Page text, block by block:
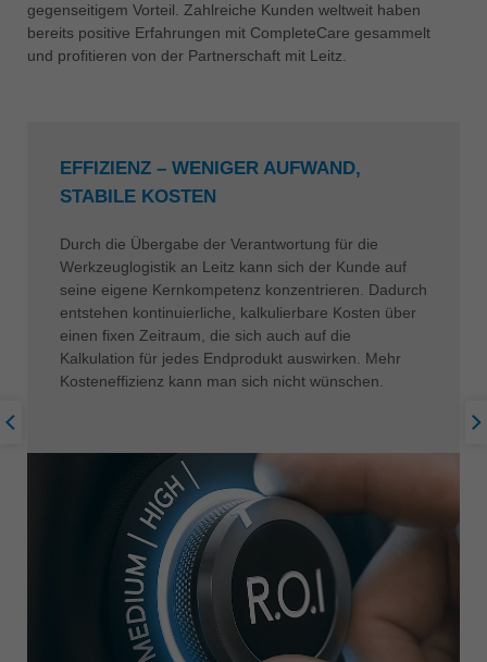
gegenseitigem Vorteil. Zahlreiche Kunden weltweit haben
bereits positive Erfahrungen mit CompleteCare gesammelt
und profitieren von der Partnerschaft mit Leitz.
EFFIZIENZ – WENIGER AUFWAND,
STABILE KOSTEN
Durch die Übergabe der Verantwortung für die
Werkzeuglogistik an Leitz kann sich der Kunde auf
seine eigene Kernkompetenz konzentrieren. Dadurch
entstehen kontinuierliche, kalkulierbare Kosten über
einen fixen Zeitraum, die sich auch auf die
Kalkulation für jedes Endprodukt auswirken. Mehr
Kosteneffizienz kann man sich nicht wünschen.